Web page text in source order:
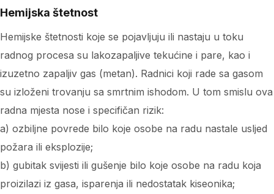
Hemijska štetnost
Hemijske štetnosti koje se pojavljuju ili nastaju u toku
radnog procesa su lakozapaljive tekućine i pare, kao i
izuzetno zapaljiv gas (metan). Radnici koji rade sa gasom
su izloženi trovanju sa smrtnim ishodom. U tom smislu ova
radna mjesta nose i specifičan rizik:
a) ozbiljne povrede bilo koje osobe na radu nastale usljed
požara ili eksplozije;
b) gubitak svijesti ili gušenje bilo koje osobe na radu koja
proizilazi iz gasa, isparenja ili nedostatak kiseonika;